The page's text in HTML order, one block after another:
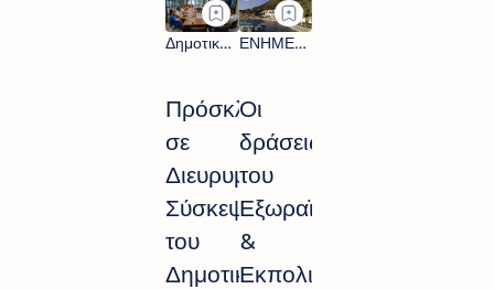
Πρόσκληση
σε
Διευρυμένη
Σύσκεψη
του
Δημοτικού
Οι
δράσεις
του
Εξωραϊστικού
&
Εκπολιτιστικού